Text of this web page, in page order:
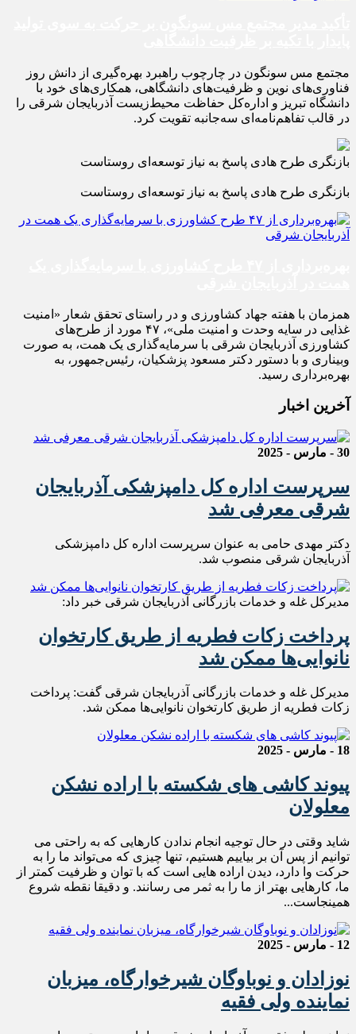
مجتمع مس سونگون در چارچوب راهبرد بهره‌گیری از دانش روز
فناوری‌های نوین و ظرفیت‌های دانشگاهی، همکاری‌های خود با
دانشگاه تبریز و اداره‌کل حفاظت محیط‌زیست آذربایجان شرقی را
در قالب تفاهم‌نامه‌ای سه‌جانبه تقویت کرد.
بازنگری طرح‌ هادی پاسخ به نیاز توسعه‌ای روستاست
بازنگری طرح‌ هادی پاسخ به نیاز توسعه‌ای روستاست
همزمان با هفته جهاد کشاورزی و در راستای تحقق شعار «امنیت
غذایی در سایه وحدت و امنیت ملی»، ۴۷ مورد از طرح‌های
کشاورزی آذربایجان شرقی با سرمایه‌گذاری یک همت، به صورت
وبیناری و با دستور دکتر مسعود پزشکیان، رئیس‌جمهور، به
بهره‌برداری رسید.
آخرین اخبار
30 - مارس - 2025
سرپرست اداره کل دامپزشکی آذربایجان
شرقی معرفی شد
دکتر مهدی حامی به عنوان سرپرست اداره کل دامپزشکی
آذربایجان شرقی منصوب شد.
مدیرکل غله و خدمات بازرگانی آذربایجان شرقی خبر داد:
پرداخت زکات فطریه از طریق کارتخوان
نانوایی‌ها ممکن شد
مدیرکل غله و خدمات بازرگانی آذربایجان شرقی گفت: پرداخت
زکات فطریه از طریق کارتخوان نانوایی‌ها ممکن شد.
18 - مارس - 2025
پیوند کاشی های شکسته با اراده نشکن
معلولان
شاید وقتی در حال توجیه انجام‌ ندادن کارهایی که به راحتی می
توانیم از پس آن بر بیاییم هستیم، تنها چیزی که می‌تواند ما را به
حرکت وا دارد، دیدن اراده هایی است که با توان و ظرفیت کمتر از
ما، کارهایی بهتر از ما را به ثمر می رسانند. و دقیقا نقطه شروع
همینجاست...
12 - مارس - 2025
نوزادان و نوباوگان شیرخوارگاه، میزبان
نماینده ولی فقیه